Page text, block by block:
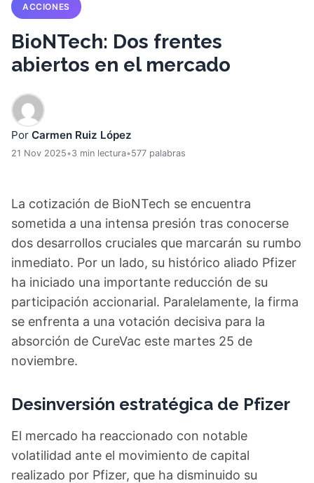
ACCIONES
BioNTech: Dos frentes
abiertos en el mercado
Por Carmen Ruiz López
21 Nov 2025•3 min lectura•577 palabras
La cotización de BioNTech se encuentra
sometida a una intensa presión tras conocerse
dos desarrollos cruciales que marcarán su rumbo
inmediato. Por un lado, su histórico aliado Pfizer
ha iniciado una importante reducción de su
participación accionarial. Paralelamente, la firma
se enfrenta a una votación decisiva para la
absorción de CureVac este martes 25 de
noviembre.
Desinversión estratégica de Pfizer
El mercado ha reaccionado con notable
volatilidad ante el movimiento de capital
realizado por Pfizer, que ha disminuido su